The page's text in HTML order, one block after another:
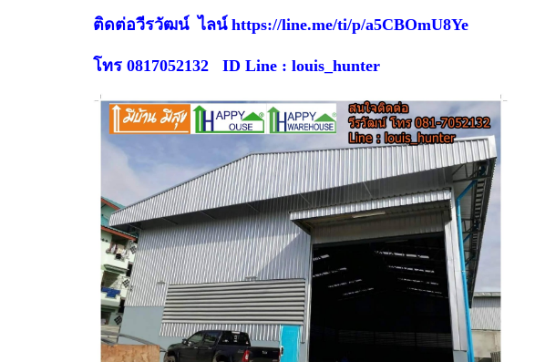
ติดต่อวีรวัฒน์ ไลน์ https://line.me/ti/p/a5CBOmU8Ye
โทร 0817052132 ID Line : louis_hunter